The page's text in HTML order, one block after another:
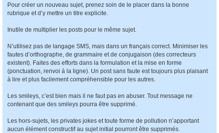
Pour créer un nouveau sujet, prenez soin de le placer dans la bonne
rubrique et d’y mettre un titre explicite.
Inutile de multiplier les posts pour le même sujet.
N’utilisez pas de langage SMS, mais dans un français correct. Minimiser les
fautes d’orthographe, de grammaire et de conjugaison (des correcteurs
existent). Faites des efforts dans la formulation et la mise en forme
(ponctuation, renvoi à la ligne). Un post sans faute est toujours plus plaisant
à lire et plus facilement compréhensible pour les autres.
Les smileys, c’est bien mais il ne faut pas en abuser. Tout message ne
contenant que des smileys pourra être supprimé.
Les hors-sujets, les privates jokes et toute forme de pollution n’apportant
aucun élément constructif au sujet initial pourront être supprimés.